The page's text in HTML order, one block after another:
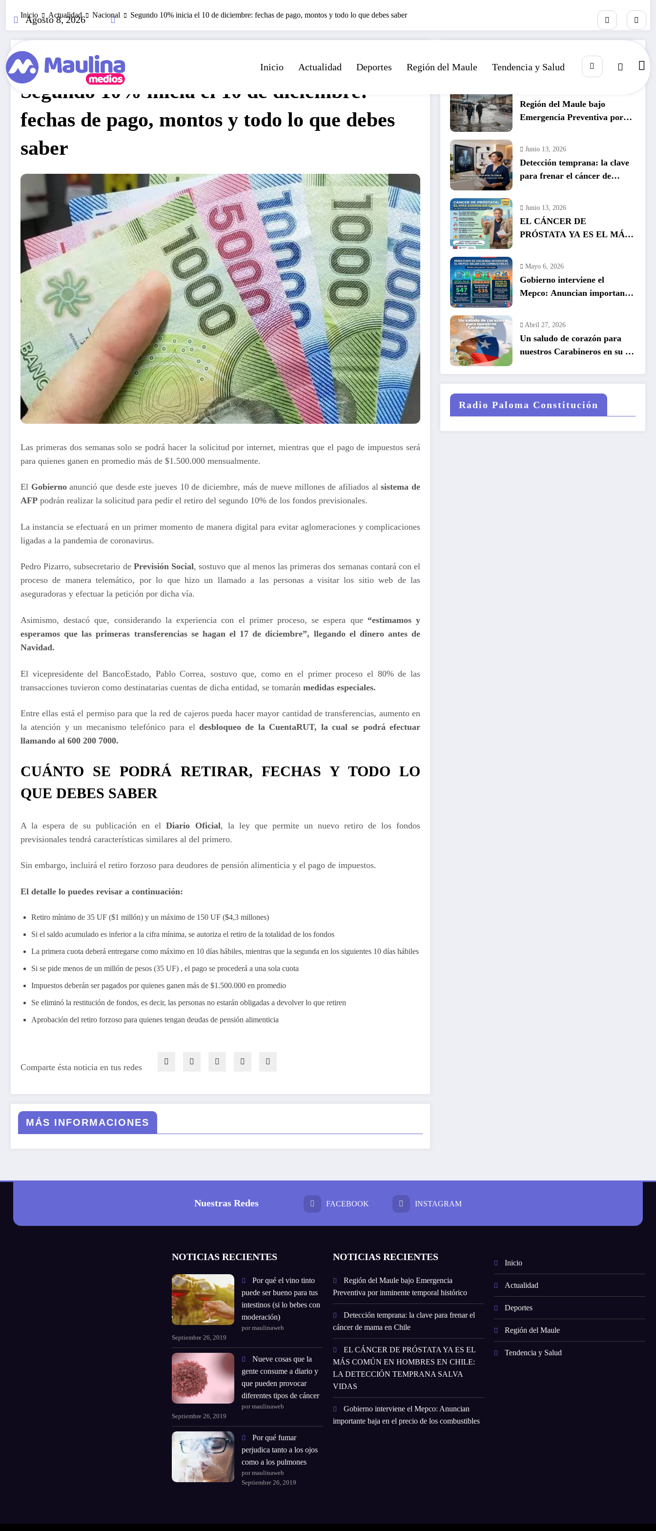
contenido
Agosto 8, 2026
Inicio Actualidad Deportes Región del Maule Tendencia y Salud
Inicio Actualidad Nacional Segundo 10% inicia el 10 de diciembre: fechas de pago, montos y todo lo que debes saber
Nacional Diciembre 8, 2020
Segundo 10% inicia el 10 de diciembre:
fechas de pago, montos y todo lo que debes
saber
Las primeras dos semanas solo se podrá hacer la solicitud por internet, mientras que el pago de impuestos será
para quienes ganen en promedio más de $1.500.000 mensualmente.
El Gobiernoanunció que desde este jueves 10 de diciembre, más de nueve millones de afiliados alsistema de
AFP podrán realizar la solicitud para pedir el retiro del segundo 10% de los fondos previsionales.
La instancia se efectuará en un primer momento de manera digital para evitar aglomeraciones y complicaciones
ligadas a la pandemia de coronavirus.
Pedro Pizarro, subsecretario de Previsión Social, sostuvo que al menos las primeras dos semanas contará con el
proceso de manera telemático, por lo que hizo un llamado a las personas a visitar los sitio web de las
aseguradoras y efectuar la petición por dicha vía.
Asimismo, destacó que, considerando la experiencia con el primer proceso, se espera que “estimamos y
esperamos que las primeras transferencias se hagan el 17 de diciembre”, llegando el dinero antes de
Navidad.
El vicepresidente del BancoEstado, Pablo Correa, sostuvo que, como en el primer proceso el 80% de las
transacciones tuvieron como destinatarias cuentas de dicha entidad, se tomarán medidas especiales.
Entre ellas está el permiso para que la red de cajeros pueda hacer mayor cantidad de transferencias, aumento en
la atención y un mecanismo telefónico para eldesbloqueo de la CuentaRUT, la cual se podrá efectuar
llamando al 600 200 7000.
CUÁNTO SE PODRÁ RETIRAR, FECHAS Y TODO LO
QUE DEBES SABER
A la espera de su publicación en elDiario Oficial, la ley que permite un nuevo retiro de los fondos
previsionales tendrá características similares al del primero.
Sin embargo, incluirá el retiro forzoso para deudores de pensión alimenticia y el pago de impuestos.
El detalle lo puedes revisar a continuación:
Retiro mínimo de 35 UF ($1 millón) y un máximo de 150 UF ($4,3 millones)
Si el saldo acumulado es inferior a la cifra mínima, se autoriza el retiro de la totalidad de los fondos
La primera cuota deberá entregarse como máximo en 10 días hábiles, mientras que la segunda en los siguientes 10 días hábiles
Si se pide menos de un millón de pesos (35 UF) , el pago se procederá a una sola cuota
Impuestos deberán ser pagados por quienes ganen más de $1.500.000 en promedio
Se eliminó la restitución de fondos, es decir, las personas no estarán obligadas a devolver lo que retiren
Aprobación del retiro forzoso para quienes tengan deudas de pensión alimenticia
Comparte ésta noticia en tus redes
MÁS INFORMACIONES
COMENTARIO
Región del Maule bajo
Emergencia Preventiva por
Junio 13, 2026
Detección temprana: la clave
para frenar el cáncer de
Junio 13, 2026
EL CÁNCER DE
PRÓSTATA YA ES EL MÁS
TEMPRANA SALVA VIDAS
Mayo 6, 2026
Gobierno interviene el
Mepco: Anuncian importante
Abril 27, 2026
Un saludo de corazón para
nuestros Carabineros en su 99
Radio Paloma Constitución
Nuestras Redes FACEBOOK INSTAGRAM
NOTICIAS RECIENTES
Por qué el vino tinto
puede ser bueno para tus
intestinos (si lo bebes con
moderación)
por maulinaweb
Septiembre 26, 2019
Nueve cosas que la
gente consume a diario y
que pueden provocar
diferentes tipos de cáncer
por maulinaweb
Septiembre 26, 2019
Por qué fumar
perjudica tanto a los ojos
como a los pulmones
por maulinaweb
Septiembre 26, 2019
NOTICIAS RECIENTES
Región del Maule bajo Emergencia
Preventiva por inminente temporal histórico
Detección temprana: la clave para frenar el
cáncer de mama en Chile
EL CÁNCER DE PRÓSTATA YA ES EL
MÁS COMÚN EN HOMBRES EN CHILE:
LA DETECCIÓN TEMPRANA SALVA
VIDAS
Gobierno interviene el Mepco: Anuncian
importante baja en el precio de los combustibles
Inicio
Actualidad
Deportes
Región del Maule
Tendencia y Salud